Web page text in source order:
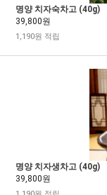
명양 치자숙차고 (40g)
39,800원
1,190원 적립
명양 치자생차고 (40g)
39,800원